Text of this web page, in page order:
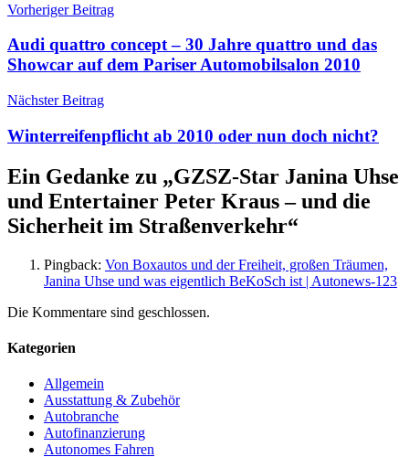
Vorheriger Beitrag
Audi quattro concept – 30 Jahre quattro und das
Showcar auf dem Pariser Automobilsalon 2010
Nächster Beitrag
Winterreifenpflicht ab 2010 oder nun doch nicht?
Ein Gedanke zu „GZSZ-Star Janina Uhse
und Entertainer Peter Kraus – und die
Sicherheit im Straßenverkehr“
Pingback: Von Boxautos und der Freiheit, großen Träumen,
Janina Uhse und was eigentlich BeKoSch ist | Autonews-123
Die Kommentare sind geschlossen.
Kategorien
Allgemein
Ausstattung & Zubehör
Autobranche
Autofinanzierung
Autonomes Fahren